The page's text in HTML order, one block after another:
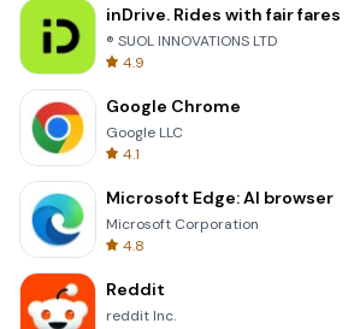
inDrive. Rides with fair fares
® SUOL INNOVATIONS LTD
4.9
Google Chrome
Google LLC
4.1
Microsoft Edge: AI browser
Microsoft Corporation
4.8
Reddit
reddit Inc.